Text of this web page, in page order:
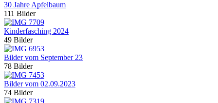
30 Jahre Apfelbaum
111 Bilder
Kinderfasching 2024
49 Bilder
Bilder vom September 23
78 Bilder
Bilder vom 02.09.2023
74 Bilder